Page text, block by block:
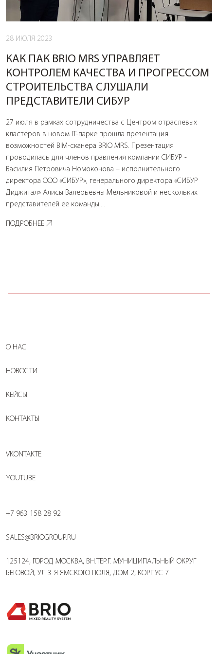
28 ИЮЛЯ 2023
КАК ПАК BRIO MRS УПРАВЛЯЕТ
КОНТРОЛЕМ КАЧЕСТВА И ПРОГРЕССОМ
СТРОИТЕЛЬСТВА СЛУШАЛИ
ПРЕДСТАВИТЕЛИ СИБУР
27 июля в рамках сотрудничества с Центром отраслевых
кластеров в новом IT-парке прошла презентация
возможностей BIM-сканера BRIO MRS. Презентация
проводилась для членов правления компании СИБУР -
Василия Петровича Номоконова – исполнительного
директора ООО «СИБУР», генерального директора «СИБУР
Диджитал» Алисы Валерьевны Мельниковой и нескольких
представителей ее команды....
ПОДРОБНЕЕ
О НАС
НОВОСТИ
КЕЙСЫ
КОНТАКТЫ
VKONTAKTE
YOUTUBE
+7 963 158 28 92
SALES@BRIOGROUP.RU
125124, ГОРОД МОСКВА, ВН.ТЕР.Г. МУНИЦИПАЛЬНЫЙ ОКРУГ
БЕГОВОЙ, УЛ 3-Я ЯМСКОГО ПОЛЯ, ДОМ 2, КОРПУС 7